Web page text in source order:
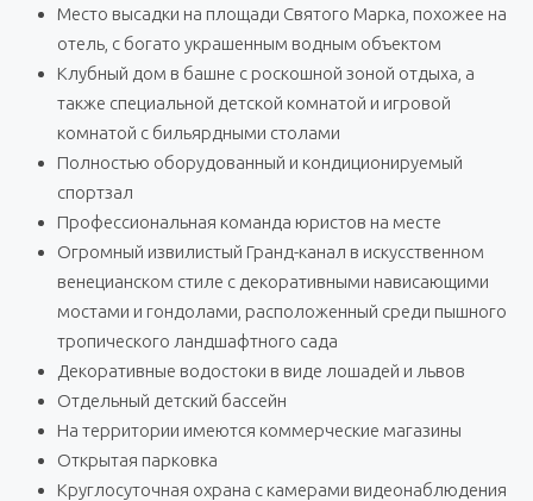
Место высадки на площади Святого Марка, похожее на
отель, с богато украшенным водным объектом
Клубный дом в башне с роскошной зоной отдыха, а
также специальной детской комнатой и игровой
комнатой с бильярдными столами
Полностью оборудованный и кондиционируемый
спортзал
Профессиональная команда юристов на месте
Огромный извилистый Гранд-канал в искусственном
венецианском стиле с декоративными нависающими
мостами и гондолами, расположенный среди пышного
тропического ландшафтного сада
Декоративные водостоки в виде лошадей и львов
Отдельный детский бассейн
На территории имеются коммерческие магазины
Открытая парковка
Круглосуточная охрана с камерами видеонаблюдения